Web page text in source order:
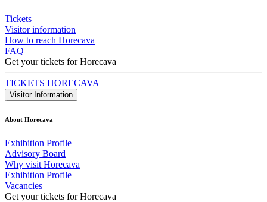
Tickets
Visitor information
How to reach Horecava
FAQ
Get your tickets for Horecava
TICKETS HORECAVA
Visitor Information
About Horecava
Exhibition Profile
Advisory Board
Why visit Horecava
Exhibition Profile
Vacancies
Get your tickets for Horecava